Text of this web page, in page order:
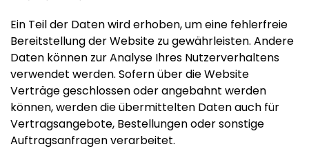
Ein Teil der Daten wird erhoben, um eine fehlerfreie
Bereitstellung der Website zu gewährleisten. Andere
Daten können zur Analyse Ihres Nutzerverhaltens
verwendet werden. Sofern über die Website
Verträge geschlossen oder angebahnt werden
können, werden die übermittelten Daten auch für
Vertragsangebote, Bestellungen oder sonstige
Auftragsanfragen verarbeitet.